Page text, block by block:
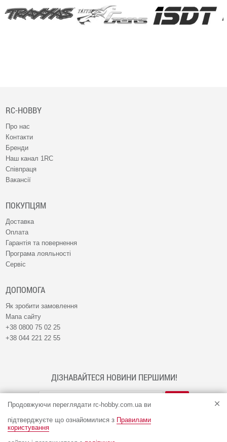
Продовжуючи переглядати rc-hobby.com.ua ви
підтверджуєте що ознайомилися з Правилами
користування
RC-HOBBY
Про нас
Контакти
Бренди
Наш канал 1RC
Співпраця
Вакансії
ПОКУПЦЯМ
Доставка
Оплата
Гарантія та повернення
Програма лояльності
Сервіс
ДОПОМОГА
Як зробити замовлення
Мапа сайту
+38 0800 75 02 25
+38 044 221 22 55
ДІЗНАВАЙТЕСЯ НОВИНИ ПЕРШИМИ!